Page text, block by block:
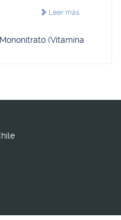
Leer más
(Vitamina